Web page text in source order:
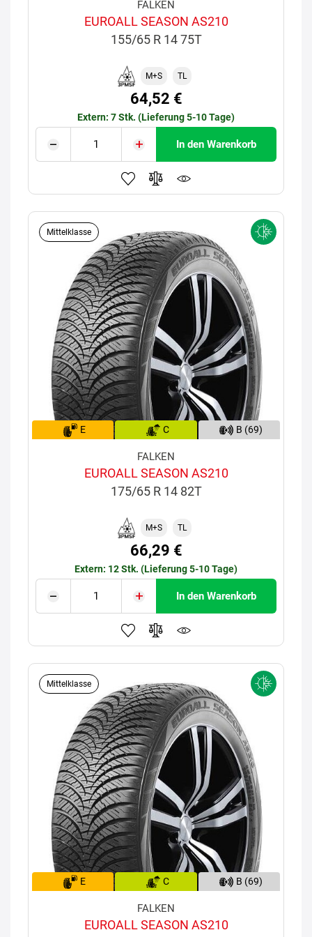
FALKEN
EUROALL SEASON AS210
155/65 R 14 75T
M+S TL
64,52 €
Extern: 7 Stk. (Lieferung 5-10 Tage)
In den Warenkorb
Mittelklasse
E C B (69)
FALKEN
EUROALL SEASON AS210
175/65 R 14 82T
M+S TL
66,29 €
Extern: 12 Stk. (Lieferung 5-10 Tage)
In den Warenkorb
Mittelklasse
E C B (69)
FALKEN
EUROALL SEASON AS210